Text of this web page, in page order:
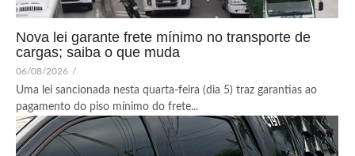
Nova lei garante frete mínimo no transporte de
cargas; saiba o que muda
06/08/2026 /
Uma lei sancionada nesta quarta-feira (dia 5) traz garantias ao
pagamento do piso mínimo do frete...